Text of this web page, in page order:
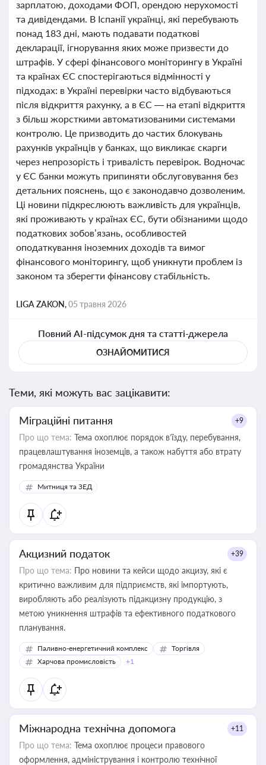
зарплатою, доходами ФОП, орендою нерухомості
та дивідендами. В Іспанії українці, які перебувають
понад 183 дні, мають подавати податкові
декларації, ігнорування яких може призвести до
штрафів. У сфері фінансового моніторингу в Україні
та країнах ЄС спостерігаються відмінності у
підходах: в Україні перевірки часто відбуваються
після відкриття рахунку, а в ЄС — на етапі відкриття
з більш жорсткими автоматизованими системами
контролю. Це призводить до частих блокувань
рахунків українців у банках, що викликає скарги
через непрозорість і тривалість перевірок. Водночас
у ЄС банки можуть припиняти обслуговування без
детальних пояснень, що є законодавчо дозволеним.
Ці новини підкреслюють важливість для українців,
які проживають у країнах ЄС, бути обізнаними щодо
податкових зобов’язань, особливостей
оподаткування іноземних доходів та вимог
фінансового моніторингу, щоб уникнути проблем із
законом та зберегти фінансову стабільність.
LIGA ZAKON,05 травня 2026
Повний AI-підсумок дня та статті-джерела
ОЗНАЙОМИТИСЯ
Теми, які можуть вас зацікавити:
Міграційні питання +9
Про що тема: Тема охоплює порядок в’їзду, перебування,
працевлаштування іноземців, а також набуття або втрату
громадянства України
Митниця та ЗЕД
Акцизний податок +39
Про що тема: Про новини та кейси щодо акцизу, які є
критично важливим для підприємств, які імпортують,
виробляють або реалізують підакцизну продукцію, з
метою уникнення штрафів та ефективного податкового
планування.
Паливно-енергетичний комплекс
Торгівля
Харчова промисловість
+1
Міжнародна технічна допомога +11
Про що тема: Тема охоплює процеси правового
оформлення, адміністрування і контролю технічної